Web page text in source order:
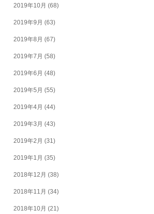
2019年10月 (68)
2019年9月 (63)
2019年8月 (67)
2019年7月 (58)
2019年6月 (48)
2019年5月 (55)
2019年4月 (44)
2019年3月 (43)
2019年2月 (31)
2019年1月 (35)
2018年12月 (38)
2018年11月 (34)
2018年10月 (21)